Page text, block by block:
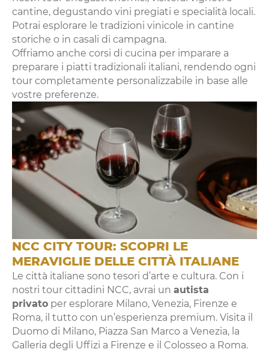
cantine, degustando vini pregiati e specialità locali.
Potrai esplorare le tradizioni vinicole in cantine
storiche o in casali di campagna.
Offriamo anche corsi di cucina per imparare a
preparare i piatti tradizionali italiani, rendendo ogni
tour completamente personalizzabile in base alle
vostre preferenze.
NCC CITY TOUR: SCOPRI LE
MERAVIGLIE DELLE CITTÀ ITALIANE
Le città italiane sono tesori d’arte e cultura. Con i
nostri tour cittadini NCC, avrai un autista
privato per esplorare Milano, Venezia, Firenze e
Roma, il tutto con un’esperienza premium. Visita il
Duomo di Milano, Piazza San Marco a Venezia, la
Galleria degli Uffizi a Firenze e il Colosseo a Roma.